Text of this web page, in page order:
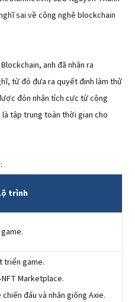
sai về công nghệ blockchain
anh đã nhận ra
từ đó đưa ra quyết định làm thử
đón nhận tích cực từ cộng
tập trung toàn thời gian cho
trình
game.
Marketplace.
đấu và nhân giống Axie.